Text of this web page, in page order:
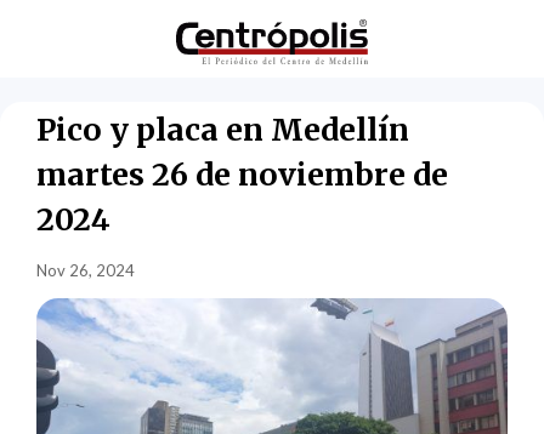
Pico y placa en Medellín
martes 26 de noviembre de
2024
Nov 26, 2024